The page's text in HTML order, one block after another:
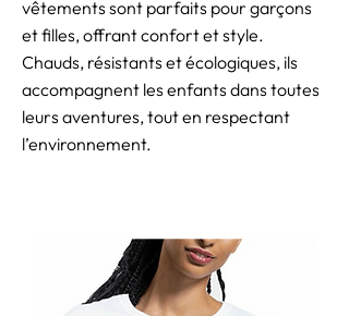
vêtements sont parfaits pour garçons
et filles, offrant confort et style.
Chauds, résistants et écologiques, ils
accompagnent les enfants dans toutes
leurs aventures, tout en respectant
l’environnement.